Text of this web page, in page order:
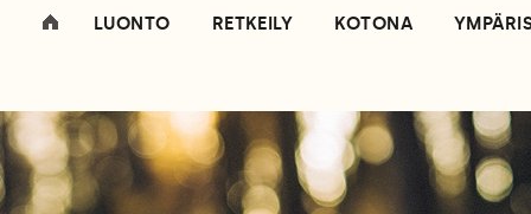
LUONTO RETKEILY KOTONA